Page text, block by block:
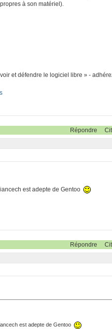
à son matériel).
et défendre le logiciel libre » -
Répondre
est adepte de Gentoo
Répondre
est adepte de Gentoo